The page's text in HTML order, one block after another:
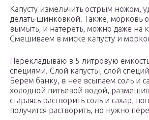
Капусту измельчить острым ножом,
делать шинковкой. Также, морковь
вымыть, и натереть, можно даже на
Смешиваем в миске капусту и
Перекладываю в 5 литровую
специями. Слой капусты, слой
Берем банку, в нее всыпаем соль и
холодной питьевой водой,
стараясь растворить соль и сахар,
получится растворить, но нужно